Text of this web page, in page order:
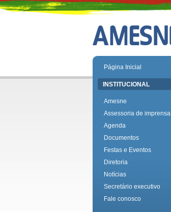
Página Inicial
INSTITUCIONAL
Amesne
Assessoria de imprensa
Agenda
Documentos
Festas e Eventos
Diretoria
Notícias
Secretário executivo
Fale conosco